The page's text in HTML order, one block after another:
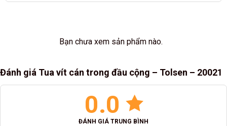
Bạn chưa xem sản phẩm nào.
Đánh giá Tua vít cán trong đầu cộng – Tolsen – 20021
0.0
ĐÁNH GIÁ TRUNG BÌNH